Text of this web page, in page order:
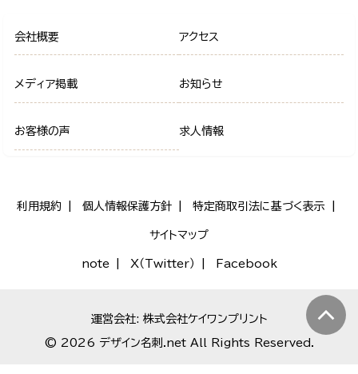
会社概要 アクセス
メディア掲載 お知らせ
お客様の声 求人情報
利用規約 個人情報保護方針 特定商取引法に基づく表示
サイトマップ
note X（Twitter） Facebook
運営会社: 株式会社ケイワンプリント
© 2026 デザイン名刺.net All Rights Reserved.